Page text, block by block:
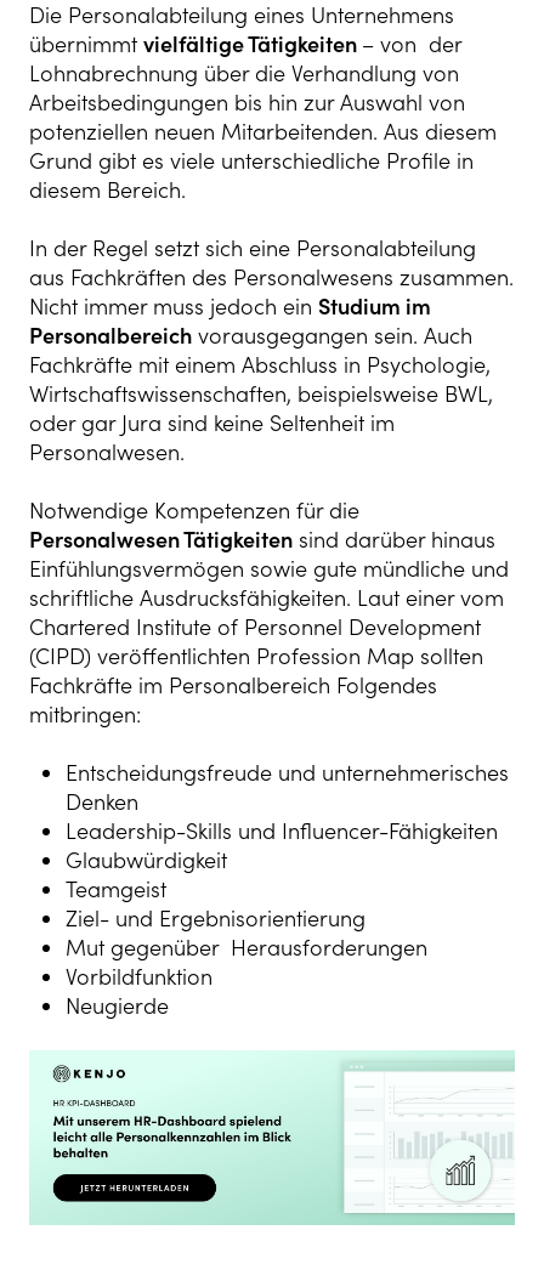
Die Personalabteilung eines Unternehmens
übernimmt vielfältige Tätigkeiten – von der
Lohnabrechnung über die Verhandlung von
Arbeitsbedingungen bis hin zur Auswahl von
potenziellen neuen Mitarbeitenden. Aus diesem
Grund gibt es viele unterschiedliche Profile in
diesem Bereich.
In der Regel setzt sich eine Personalabteilung
aus Fachkräften des Personalwesens zusammen.
Nicht immer muss jedoch ein Studium im
Personalbereich vorausgegangen sein. Auch
Fachkräfte mit einem Abschluss in Psychologie,
Wirtschaftswissenschaften, beispielsweise BWL,
oder gar Jura sind keine Seltenheit im
Personalwesen.
Notwendige Kompetenzen für die
Personalwesen Tätigkeiten sind darüber hinaus
Einfühlungsvermögen sowie gute mündliche und
schriftliche Ausdrucksfähigkeiten. Laut einer vom
Chartered Institute of Personnel Development
(CIPD) veröffentlichten Profession Map sollten
Fachkräfte im Personalbereich Folgendes
mitbringen:
Entscheidungsfreude und unternehmerisches
Denken
Leadership-Skills und Influencer-Fähigkeiten
Glaubwürdigkeit
Teamgeist
Ziel- und Ergebnisorientierung
Mut gegenüber Herausforderungen
Vorbildfunktion
Neugierde